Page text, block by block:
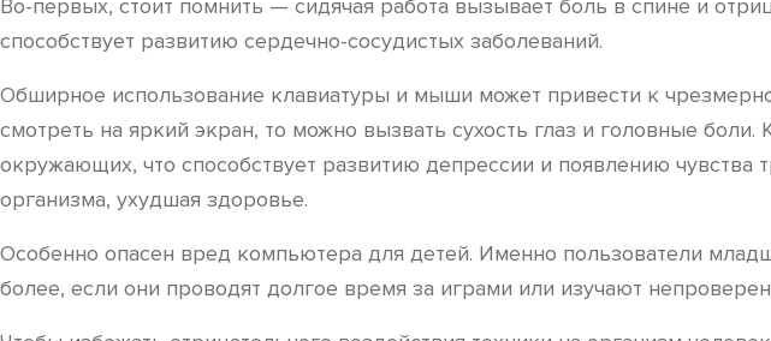
Во-первых, стоит помнить — сидячая работа вызывает боль в спине и
способствует развитию сердечно-сосудистых заболеваний.
Обширное использование клавиатуры и мыши может привести к
смотреть на яркий экран, то можно вызвать сухость глаз и головные
окружающих, что способствует развитию депрессии и появлению чувства
организма, ухудшая здоровье.
Особенно опасен вред компьютера для детей. Именно пользователи
более, если они проводят долгое время за играми или изучают